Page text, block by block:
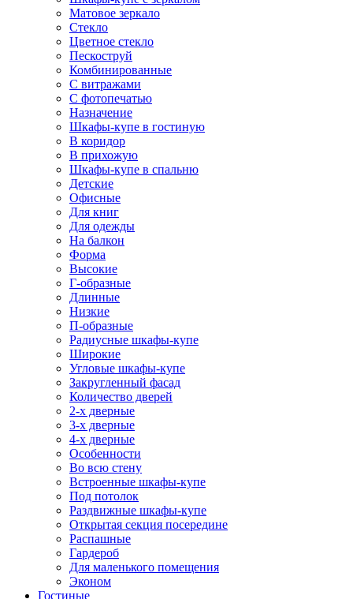
Матовое зеркало
Стекло
Цветное стекло
Пескоструй
Комбинированные
С витражами
С фотопечатью
Назначение
Шкафы-купе в гостиную
В коридор
В прихожую
Шкафы-купе в спальню
Детские
Офисные
Для книг
Для одежды
На балкон
Форма
Высокие
Г-образные
Длинные
Низкие
П-образные
Радиусные шкафы-купе
Широкие
Угловые шкафы-купе
Закругленный фасад
Количество дверей
2-х дверные
3-х дверные
4-х дверные
Особенности
Во всю стену
Встроенные шкафы-купе
Под потолок
Раздвижные шкафы-купе
Открытая секция посередине
Распашные
Гардероб
Для маленького помещения
Эконом
Гостиные